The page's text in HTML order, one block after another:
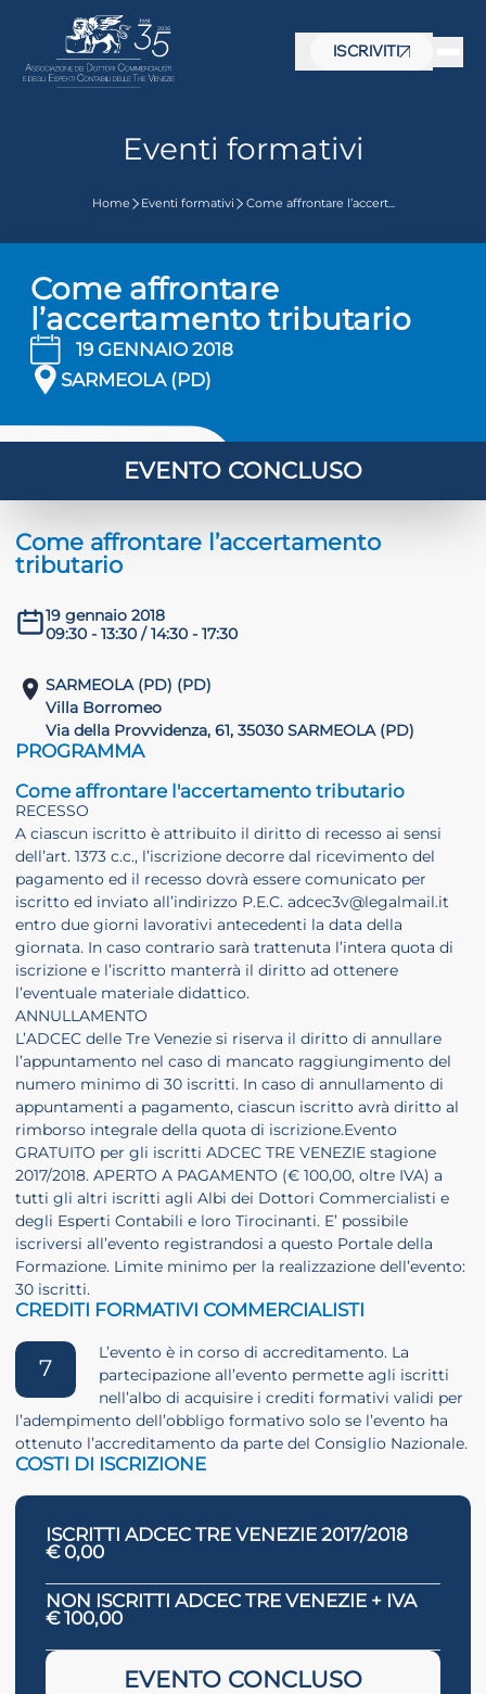
ISCRIVITI
Eventi formativi
Home Eventi formativi Come affrontare l’accert...
Come affrontare
l’accertamento tributario
19 GENNAIO 2018
SARMEOLA (PD)
EVENTO CONCLUSO
Come affrontare l’accertamento
tributario
19 gennaio 2018
09:30 - 13:30 / 14:30 - 17:30
SARMEOLA (PD) (PD)
Villa Borromeo
Via della Provvidenza, 61, 35030 SARMEOLA (PD)
PROGRAMMA
Come affrontare l'accertamento tributario
RECESSO
A ciascun iscritto è attribuito il diritto di recesso ai sensi
dell’art. 1373 c.c., l’iscrizione decorre dal ricevimento del
pagamento ed il recesso dovrà essere comunicato per
iscritto ed inviato all’indirizzo P.E.C. adcec3v@legalmail.it
entro due giorni lavorativi antecedenti la data della
giornata. In caso contrario sarà trattenuta l’intera quota di
iscrizione e l’iscritto manterrà il diritto ad ottenere
l’eventuale materiale didattico.
ANNULLAMENTO
L’ADCEC delle Tre Venezie si riserva il diritto di annullare
l’appuntamento nel caso di mancato raggiungimento del
numero minimo di 30 iscritti. In caso di annullamento di
appuntamenti a pagamento, ciascun iscritto avrà diritto al
rimborso integrale della quota di iscrizione.Evento
GRATUITO per gli iscritti ADCEC TRE VENEZIE stagione
2017/2018. APERTO A PAGAMENTO (€ 100,00, oltre IVA) a
tutti gli altri iscritti agli Albi dei Dottori Commercialisti e
degli Esperti Contabili e loro Tirocinanti. E’ possibile
iscriversi all’evento registrandosi a questo Portale della
Formazione. Limite minimo per la realizzazione dell’evento:
30 iscritti.
CREDITI FORMATIVI COMMERCIALISTI
7
L’evento è in corso di accreditamento. La
partecipazione all’evento permette agli iscritti
nell’albo di acquisire i crediti formativi validi per
l’adempimento dell’obbligo formativo solo se l’evento ha
ottenuto l’accreditamento da parte del Consiglio Nazionale.
COSTI DI ISCRIZIONE
ISCRITTI ADCEC TRE VENEZIE 2017/2018
€ 0,00
NON ISCRITTI ADCEC TRE VENEZIE + IVA
€ 100,00
EVENTO CONCLUSO
crisi